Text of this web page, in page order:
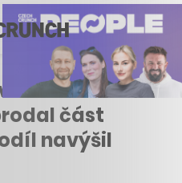
Uďan rozbíhá
část
navýšil